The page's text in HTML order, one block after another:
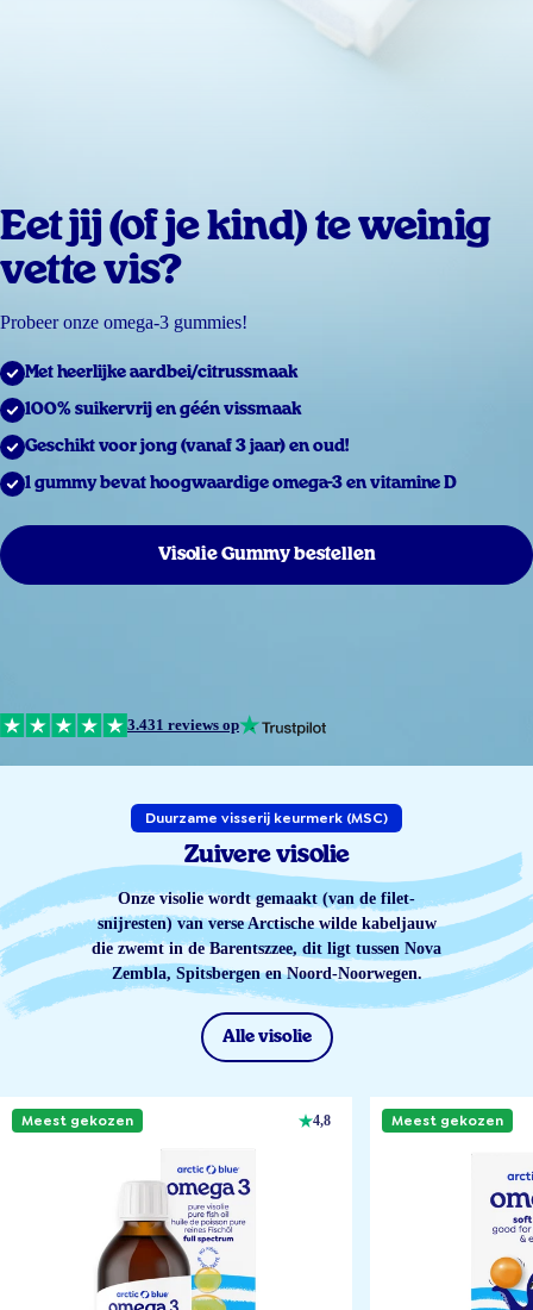
Eet jij (of je kind) te weinig
vette vis?
Probeer onze omega-3 gummies!
Met heerlijke aardbei/citrussmaak
100% suikervrij en géén vissmaak
Geschikt voor jong (vanaf 3 jaar) en oud!
1 gummy bevat hoogwaardige omega-3 en vitamine D
Visolie Gummy bestellen
3.431 reviews op
Duurzame visserij keurmerk (MSC)
Zuivere visolie
Onze visolie wordt gemaakt (van de filet-
snijresten) van verse Arctische wilde kabeljauw
die zwemt in de Barentszzee, dit ligt tussen Nova
Zembla, Spitsbergen en Noord-Noorwegen.
Alle visolie
Meest gekozen 4,8 Meest gekozen